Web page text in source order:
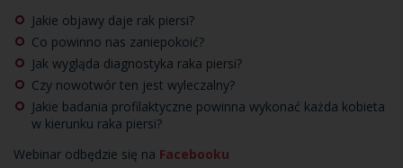
Jakie objawy daje rak piersi?
Co powinno nas zaniepokoić?
Jak wygląda diagnostyka raka piersi?
Czy nowotwór ten jest wyleczalny?
Jakie badania profilaktyczne powinna wykonać każda kobieta
w kierunku raka piersi?
Webinar odbędzie się na Facebooku